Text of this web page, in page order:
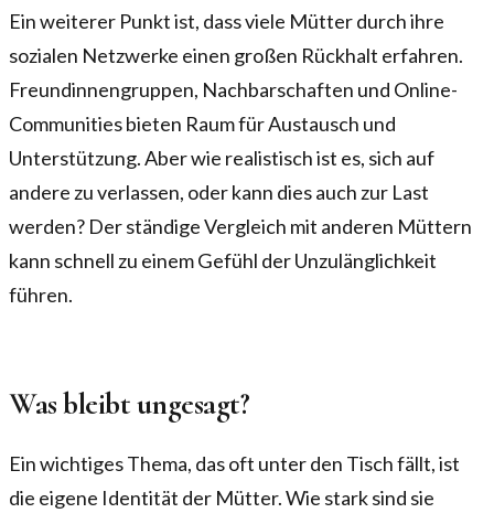
Ein weiterer Punkt ist, dass viele Mütter durch ihre
sozialen Netzwerke einen großen Rückhalt erfahren.
Freundinnengruppen, Nachbarschaften und Online-
Communities bieten Raum für Austausch und
Unterstützung. Aber wie realistisch ist es, sich auf
andere zu verlassen, oder kann dies auch zur Last
werden? Der ständige Vergleich mit anderen Müttern
kann schnell zu einem Gefühl der Unzulänglichkeit
führen.
Was bleibt ungesagt?
Ein wichtiges Thema, das oft unter den Tisch fällt, ist
die eigene Identität der Mütter. Wie stark sind sie